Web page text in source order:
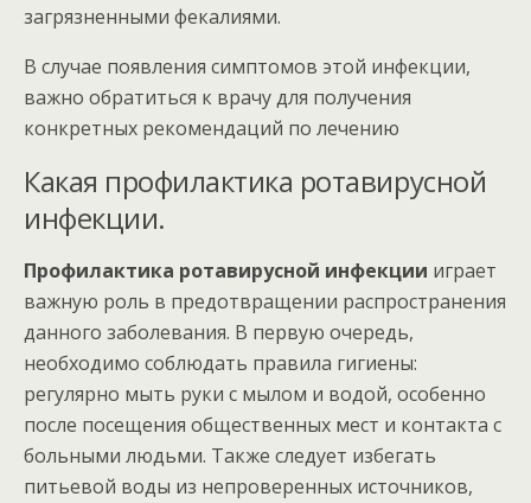
загрязненными фекалиями.
В случае появления симптомов этой инфекции,
важно обратиться к врачу для получения
конкретных рекомендаций по лечению
Какая профилактика ротавирусной
инфекции.
Профилактика ротавирусной инфекции играет
важную роль в предотвращении распространения
данного заболевания. В первую очередь,
необходимо соблюдать правила гигиены:
регулярно мыть руки с мылом и водой, особенно
после посещения общественных мест и контакта с
больными людьми. Также следует избегать
питьевой воды из непроверенных источников,